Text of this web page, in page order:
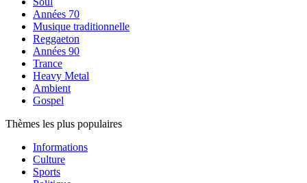
Années 70
Musique traditionnelle
Reggaeton
Années 90
Trance
Heavy Metal
Ambient
Gospel
Thèmes les plus populaires
Informations
Culture
Sports